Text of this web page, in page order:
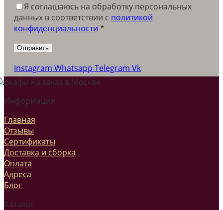
Я соглашаюсь на обработку персональных
данных в соответствии c политикой
конфиденциальности *
Instagram Whatsapp Telegram Vk
Информация
Главная
Отзывы
Сертификаты
Доставка и сборка
Оплата
Адреса
Блог
Каталог